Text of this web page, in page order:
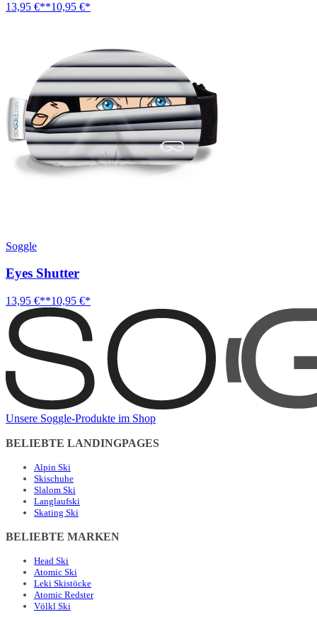
13,95 €**10,95 €*
Soggle
Eyes Shutter
13,95 €**10,95 €*
Unsere Soggle-Produkte im Shop
BELIEBTE LANDINGPAGES
Alpin Ski
Skischuhe
Slalom Ski
Langlaufski
Skating Ski
BELIEBTE MARKEN
Head Ski
Atomic Ski
Leki Skistöcke
Atomic Redster
Völkl Ski